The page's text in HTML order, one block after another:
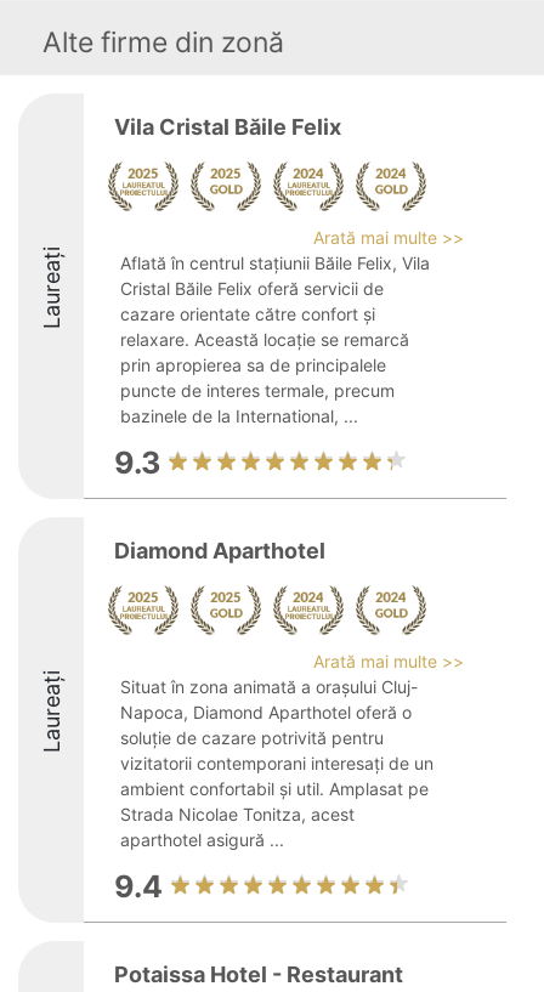
Alte firme din zonă
Laureați
Vila Cristal Băile Felix
Arată mai multe >>
Aflată în centrul stațiunii Băile Felix, Vila
Cristal Băile Felix oferă servicii de
cazare orientate către confort și
relaxare. Această locație se remarcă
prin apropierea sa de principalele
puncte de interes termale, precum
bazinele de la International, ...
9.3
Laureați
Diamond Aparthotel
Arată mai multe >>
Situat în zona animată a orașului Cluj-
Napoca, Diamond Aparthotel oferă o
soluție de cazare potrivită pentru
vizitatorii contemporani interesați de un
ambient confortabil și util. Amplasat pe
Strada Nicolae Tonitza, acest
aparthotel asigură ...
9.4
Potaissa Hotel - Restaurant